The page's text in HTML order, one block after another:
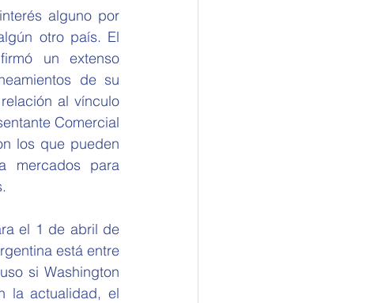
otro país. El
un extenso
de su
al vínculo
Comercial
los que pueden
mercados para
está entre
si Washington
la actualidad, el